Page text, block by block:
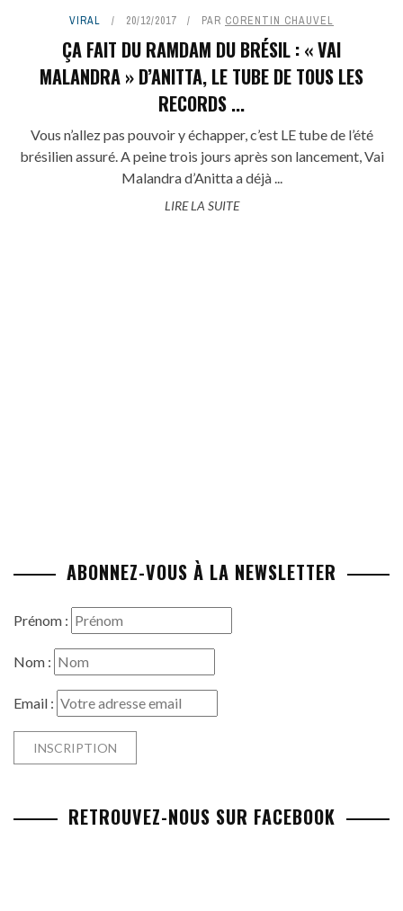
VIRAL 20/12/2017 PAR CORENTIN CHAUVEL
ÇA FAIT DU RAMDAM DU BRÉSIL : « VAI
MALANDRA » D’ANITTA, LE TUBE DE TOUS LES
RECORDS ...
Vous n’allez pas pouvoir y échapper, c’est LE tube de l’été
brésilien assuré. A peine trois jours après son lancement, Vai
Malandra d’Anitta a déjà ...
LIRE LA SUITE
ABONNEZ-VOUS À LA NEWSLETTER
Prénom :
Nom :
Email :
RETROUVEZ-NOUS SUR FACEBOOK